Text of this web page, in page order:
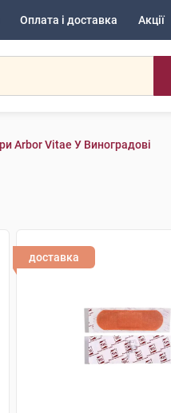
Оплата і доставка Акції
Arbor Vitae У Виноградові
доставка